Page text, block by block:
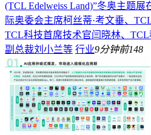
(TCL Edelweiss Land)”冬奥主题
际奥委会主席柯丝蒂·考文垂、
TCL科技首席技术官闫晓林、
副总裁刘小兰等 行业9分钟前148